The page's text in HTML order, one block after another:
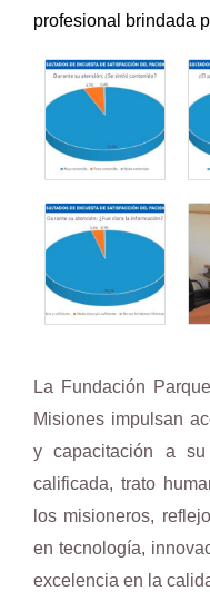
profesional brindada
La Fundación
Misiones impulsan
y capacitación a
calificada, trato
los misioneros,
en tecnología,
excelencia en la